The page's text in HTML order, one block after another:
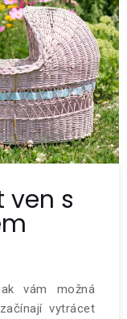
ven s
vám možná
vytrácet